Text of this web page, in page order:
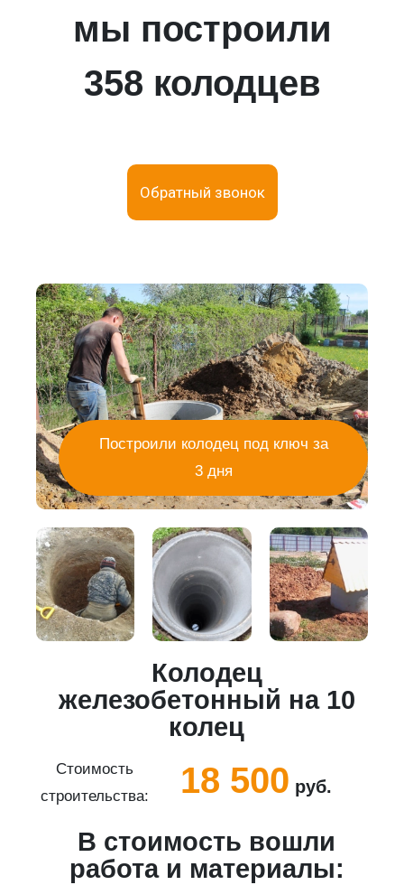
мы построили
358 колодцев
Обратный звонок
Построили колодец под ключ за
3 дня
Колодец
железобетонный на 10
колец
Стоимость
строительства:
18 500 руб.
В стоимость вошли
работа и материалы: